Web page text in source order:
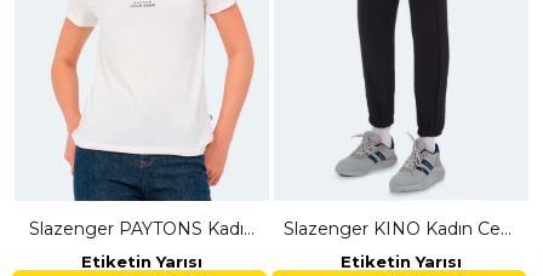
Slazenger PAYTONS Kadın
Ekru Tişört
Etiketin Yarısı
Slazenger KINO Kadın Cepli
Siyah Eşofman Altı
Etiketin Yarısı